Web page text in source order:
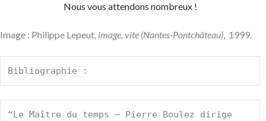
Nous vous attendons nombreux !
Image : Philippe Lepeut, image, vite (Nantes-Pontchâteau), 1999.
Bibliographie :
“Le Maître du temps – Pierre Boulez dirige